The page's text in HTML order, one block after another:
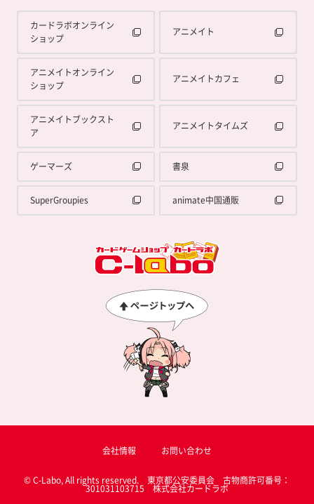
カードラボオンライン
ショップ
アニメイト
アニメイトオンライン
ショップ
アニメイトカフェ
アニメイトブックスト
ア
アニメイトタイムズ
ゲーマーズ 書泉
SuperGroupies animate中国通販
会社情報 お問い合わせ
© C-Labo, All rights reserved. 東京都公安委員会 古物商許可番号：
301031103715 株式会社カードラボ